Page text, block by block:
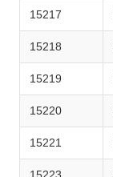
15217
15218
15219
15220
15221